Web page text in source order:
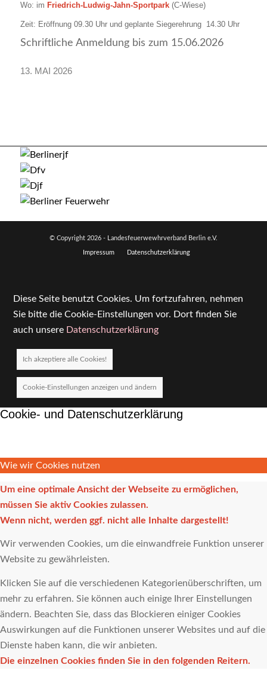
Wo: im Friedrich-Ludwig-Jahn-Sportpark (C-Wiese)
Zeit: Eröffnung 09.30 Uhr und geplante Siegerehrung 14.30 Uhr
Schriftliche Anmeldung bis zum 15.06.2026
13. MAI 2026
© Copyright 2026 - Landesfeuerwewhrverband Berlin e.V.
Impressum Datenschutzerklärung
Diese Seite benutzt Cookies. Um fortzufahren, nehmen
Sie bitte die Cookie-Einstellungen vor. Dort finden Sie
auch unsere Datenschutzerklärung
Ich akzeptiere alle Cookies!
Cookie-Einstellungen anzeigen und ändern
Cookie- und Datenschutzerklärung
Wie wir Cookies nutzen
Um eine optimale Ansicht der Webseite zu ermöglichen,
müssen Sie aktiv Cookies zulassen.
Wenn nicht, werden ggf. nicht alle Inhalte dargestellt!
Wir verwenden Cookies, um die einwandfreie Funktion unserer
Website zu gewährleisten.
Klicken Sie auf die verschiedenen Kategorienüberschriften, um
mehr zu erfahren. Sie können auch einige Ihrer Einstellungen
ändern. Beachten Sie, dass das Blockieren einiger Cookies
Auswirkungen auf die Funktionen unserer Websites und auf die
Dienste haben kann, die wir anbieten.
Die einzelnen Cookies finden Sie in den folgenden Reitern.